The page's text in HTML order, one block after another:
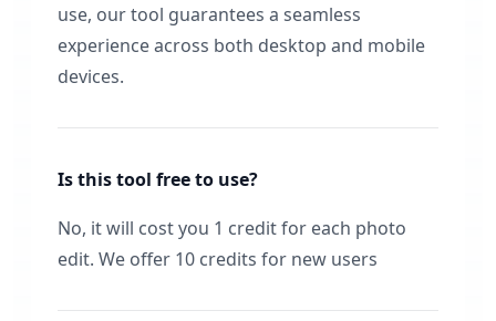
use, our tool guarantees a seamless
experience across both desktop and mobile
devices.
Is this tool free to use?
No, it will cost you 1 credit for each photo
edit. We offer 10 credits for new users